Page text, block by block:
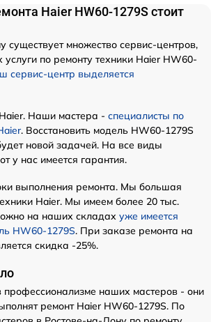
Haier HW60-1279S стоит
существует множество сервис-центров,
по ремонту техники Haier HW60-
сервис-центр выделяется
Наши мастера - специалисты по
. Восстановить модель HW60-1279S
новой задачей. На все виды
у нас имеется гарантия.
выполнения ремонта. Мы большая
Haier. Мы имеем более 20 тыс.
на наших складах уже имеется
HW60-1279S. При заказе ремонта на
скидка -25%.
профессионализме наших мастеров - они
ремонт Haier HW60-1279S. По